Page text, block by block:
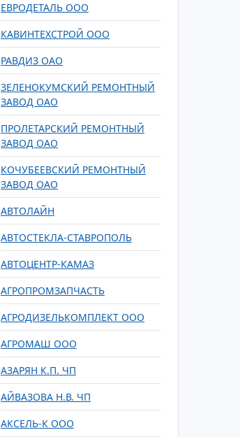
ЕВРОДЕТАЛЬ ООО
КАВИНТЕХСТРОЙ ООО
РАВДИЗ ОАО
ЗЕЛЕНОКУМСКИЙ РЕМОНТНЫЙ
ЗАВОД ОАО
ПРОЛЕТАРСКИЙ РЕМОНТНЫЙ
ЗАВОД ОАО
КОЧУБЕЕВСКИЙ РЕМОНТНЫЙ
ЗАВОД ОАО
АВТОЛАЙН
АВТОСТЕКЛА-СТАВРОПОЛЬ
АВТОЦЕНТР-КАМАЗ
АГРОПРОМЗАПЧАСТЬ
АГРОДИЗЕЛЬКОМПЛЕКТ ООО
АГРОМАШ ООО
АЗАРЯН К.П. ЧП
АЙВАЗОВА Н.В. ЧП
АКСЕЛЬ-К ООО